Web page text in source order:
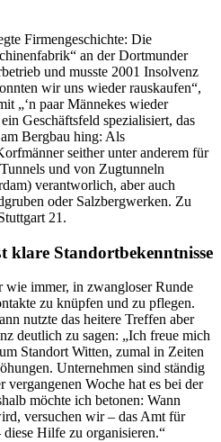
Firmengeschichte: Die
an der Dortmunder
und musste 2001 Insolvenz
wir uns wieder rauskaufen“,
„‘n paar Männekes wieder
Geschäftsfeld spezialisiert, das
Bergbau hing: Als
seither unter anderem für
und von Zugtunneln
verantworlich, aber auch
oder Salzbergwerken. Zu
21.
klare Standortbekenntnisse
wie immer, in zwangloser Runde
zu knüpfen und zu pflegen.
nutzte das heitere Treffen aber
deutlich zu sagen: „Ich freue mich
Standort Witten, zumal in Zeiten
Unternehmen sind ständig
vergangenen Woche hat es bei der
möchte ich betonen: Wann
versuchen wir – das Amt für
Hilfe zu organisieren.“